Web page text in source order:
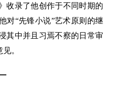
收录了他创作于不同时期的
对“先锋小说”艺术原则的继
其中并且习焉不察的日常审
。